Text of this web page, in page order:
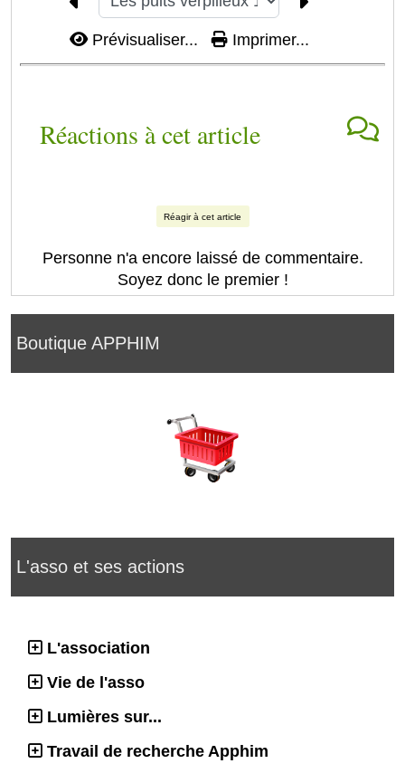
Boutique APPHIM
L'asso et ses actions
L'association
Vie de l'asso
Lumières sur...
Travail de recherche Apphim
Prévisualiser... Imprimer...
Réactions à cet article
Réagir à cet article
Personne n'a encore laissé de commentaire.
Soyez donc le premier !